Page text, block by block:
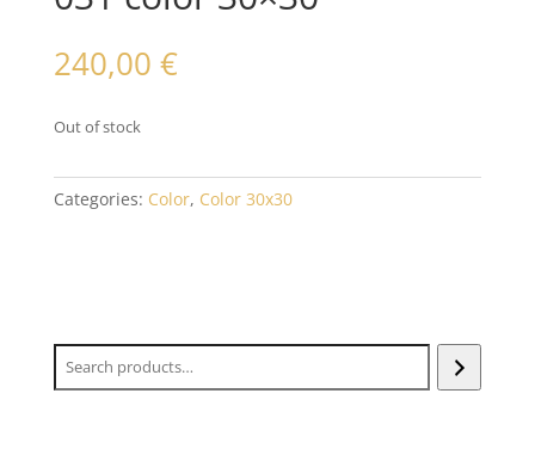
240,00 €
Out of stock
Categories: Color, Color 30x30